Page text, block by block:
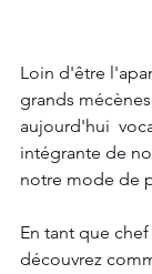
Loin d'être
grands
aujourd'hui
intégrante de
notre mode de
En tant que
découvrez